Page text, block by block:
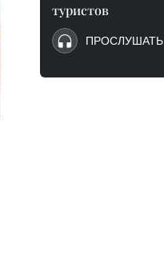
туристов
ПРОСЛУШАТЬ